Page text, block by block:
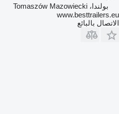
بولندا، Tomaszów Mazowiecki
www.besttrailers.eu
الاتصال بالبائع